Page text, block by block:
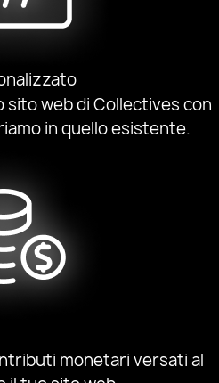
web di Collectives con
in quello esistente.
monetari versati al